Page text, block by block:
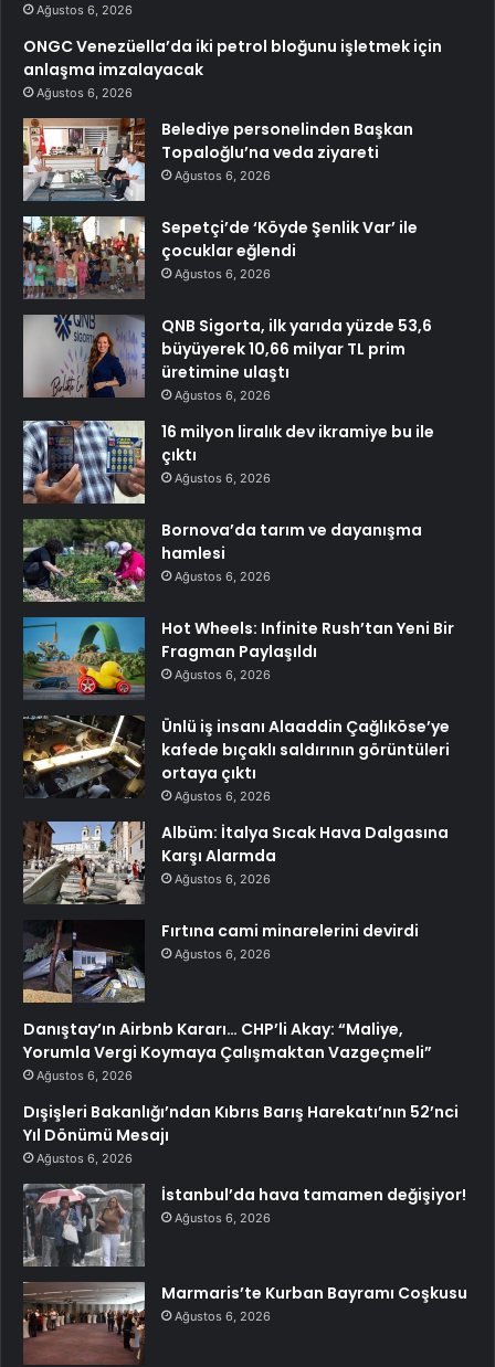
Ağustos 6, 2026
ONGC Venezüella’da iki petrol bloğunu işletmek için
anlaşma imzalayacak
Ağustos 6, 2026
Belediye personelinden Başkan
Topaloğlu’na veda ziyareti
Ağustos 6, 2026
Sepetçi’de ‘Köyde Şenlik Var’ ile
çocuklar eğlendi
Ağustos 6, 2026
QNB Sigorta, ilk yarıda yüzde 53,6
büyüyerek 10,66 milyar TL prim
üretimine ulaştı
Ağustos 6, 2026
16 milyon liralık dev ikramiye bu ile
çıktı
Ağustos 6, 2026
Bornova’da tarım ve dayanışma
hamlesi
Ağustos 6, 2026
Hot Wheels: Infinite Rush’tan Yeni Bir
Fragman Paylaşıldı
Ağustos 6, 2026
Ünlü iş insanı Alaaddin Çağlıköse’ye
kafede bıçaklı saldırının görüntüleri
ortaya çıktı
Ağustos 6, 2026
Albüm: İtalya Sıcak Hava Dalgasına
Karşı Alarmda
Ağustos 6, 2026
Fırtına cami minarelerini devirdi
Ağustos 6, 2026
Danıştay’ın Airbnb Kararı… CHP’li Akay: “Maliye,
Yorumla Vergi Koymaya Çalışmaktan Vazgeçmeli”
Ağustos 6, 2026
Dışişleri Bakanlığı’ndan Kıbrıs Barış Harekatı’nın 52’nci
Yıl Dönümü Mesajı
Ağustos 6, 2026
İstanbul’da hava tamamen değişiyor!
Ağustos 6, 2026
Marmaris’te Kurban Bayramı Coşkusu
Ağustos 6, 2026